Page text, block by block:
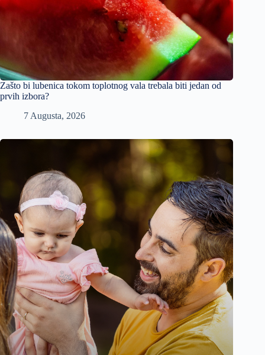
Zašto bi lubenica tokom toplotnog vala trebala biti jedan od
prvih izbora?
7 Augusta, 2026